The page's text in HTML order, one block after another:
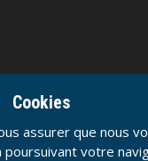
Cookies
assurer que nous
votre